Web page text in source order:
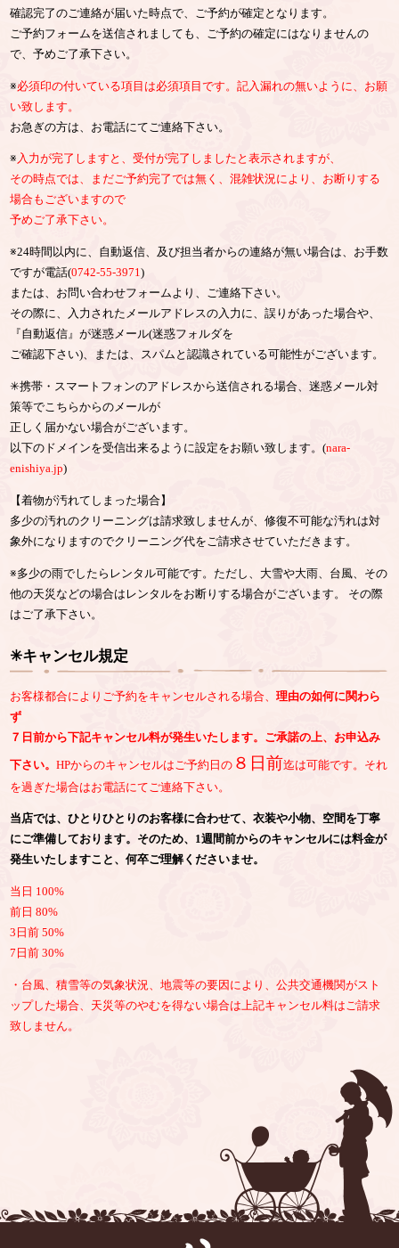
確認完了のご連絡が届いた時点で、ご予約が確定となります。
ご予約フォームを送信されましても、ご予約の確定にはなりませんの
で、予めご了承下さい。
※必須印の付いている項目は必須項目です。記入漏れの無いように、お願
い致します。
お急ぎの方は、お電話にてご連絡下さい。
※ 入力が完了しますと、受付が完了しましたと表示されますが、
その時点では、まだご予約完了では無く、混雑状況により、お断りする
場合もございますので
予めご了承下さい。
※24時間以内に、自動返信、及び担当者からの連絡が無い場合は、お手数
ですが電話(0742-55-3971)
または、お問い合わせフォームより、ご連絡下さい。
その際に、入力されたメールアドレスの入力に、誤りがあった場合や、
『自動返信』が迷惑メール(迷惑フォルダを
ご確認下さい)、または、スパムと認識されている可能性がございます。
✳︎携帯・スマートフォンのアドレスから送信される場合、迷惑メール対
策等でこちらからのメールが
正しく届かない場合がございます。
以下のドメインを受信出来るように設定をお願い致します。(nara-
enishiya.jp)
【着物が汚れてしまった場合】
多少の汚れのクリーニングは請求致しませんが、修復不可能な汚れは対
象外になりますのでクリーニング代をご請求させていただきます。
※多少の雨でしたらレンタル可能です。ただし、大雪や大雨、台風、その
他の天災などの場合はレンタルをお断りする場合がございます。 その際
はご了承下さい。
✳︎キャンセル規定
お客様都合によりご予約をキャンセルされる場合、理由の如何に関わら
ず
７日前から下記キャンセル料が発生いたします。ご承諾の上、お申込み
下さい。HPからのキャンセルはご予約日の ８日前迄は可能です。それ
を過ぎた場合はお電話にてご連絡下さい。
当店では、ひとりひとりのお客様に合わせて、衣装や小物、空間を丁寧
にご準備しております。そのため、1週間前からのキャンセルには料金が
発生いたしますこと、何卒ご理解くださいませ。
当日 100%
前日 80%
3日前 50%
7日前 30%
・台風、積雪等の気象状況、地震等の要因により、公共交通機関がスト
ップした場合、天災等のやむを得ない場合は上記キャンセル料はご請求
致しません。